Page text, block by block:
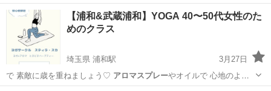
イルのクラフト …
大阪 千里山駅 アロマ
【浦和&武蔵浦和】YOGA 40〜50代女性のた
めのクラス
埼玉県 浦和駅
3月27日
で 素敵に歳を重ねましょう♡ アロマスプレーやオイルで 心地のよい
呼吸を感じ …